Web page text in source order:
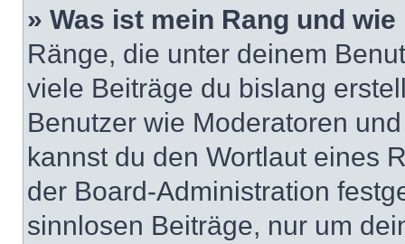
» Was ist mein Rang und
Ränge, die unter deinem
viele Beiträge du bislang
Benutzer wie Moderatoren
kannst du den Wortlaut eines
der Board-Administration
sinnlosen Beiträge, nur um